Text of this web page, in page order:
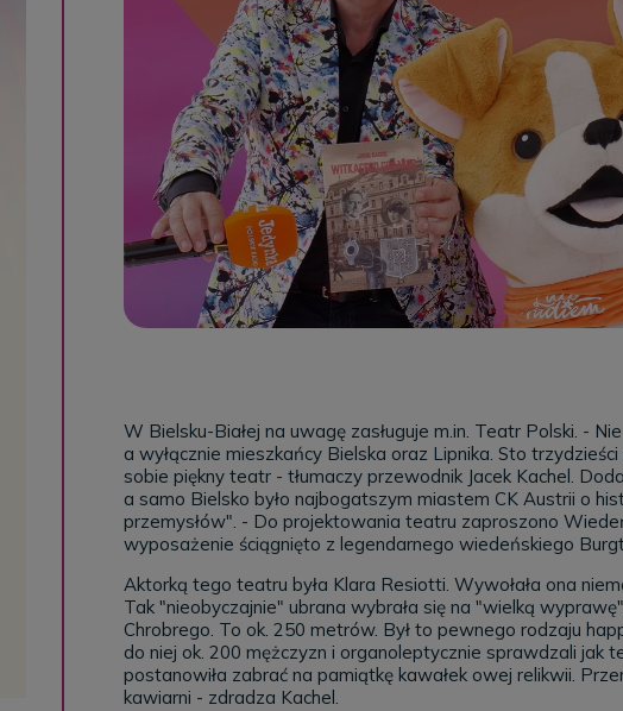
W Bielsku-Białej na uwagę zasługuje m.in. Teatr Polski. -
a wyłącznie mieszkańcy Bielska oraz Lipnika. Sto
sobie piękny teatr - tłumaczy przewodnik Jacek Kachel.
a samo Bielsko było najbogatszym miastem CK Austrii o
przemysłów". - Do projektowania teatru zaproszono
wyposażenie ściągnięto z legendarnego wiedeńskiego
Aktorką tego teatru była Klara Resiotti. Wywołała ona
Tak "nieobyczajnie" ubrana wybrała się na "wielką
Chrobrego. To ok. 250 metrów. Był to pewnego rodzaju
do niej ok. 200 mężczyzn i organoleptycznie sprawdzali jak
postanowiła zabrać na pamiątkę kawałek owej relikwii.
kawiarni - zdradza Kachel.